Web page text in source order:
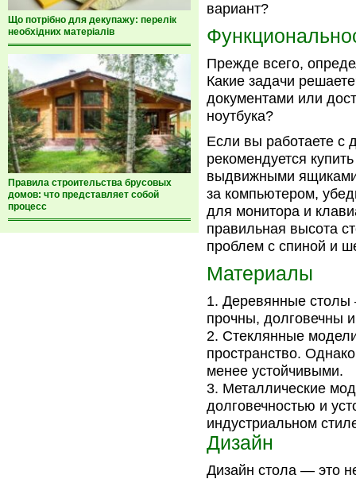
Що потрібно для декупажу: перелік
необхідних матеріалів
Правила строительства брусовых
домов: что представляет собой
процесс
вариант?
Прежде всего,
Какие задачи
документами или
ноутбука?
Если вы работаете с
рекомендуется
выдвижными
за компьютером,
для монитора и
правильная высота
проблем с спиной и
Материалы
Деревянные столы
прочны, долговечны
Стеклянные
пространство.
менее устойчивыми.
Металлические
долговечностью и
индустриальном
Дизайн
Дизайн стола — это